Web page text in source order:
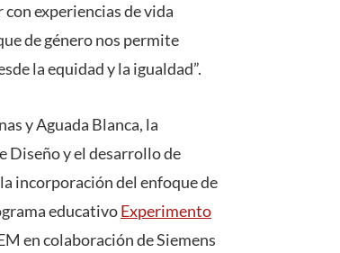
experiencias de vida
de género nos permite
la equidad y la igualdad”.
y Aguada Blanca, la
Diseño y el desarrollo de
incorporación del enfoque de
educativoExperimento
en colaboración de Siemens